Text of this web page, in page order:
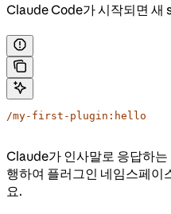
Claude Code가 시작되면 새
/my-first-plugin:hello
Claude가 인사말로 응답하는
행하여 플러그인 네임스페이
요.